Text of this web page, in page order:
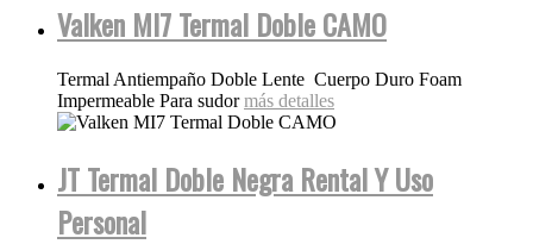
Valken MI7 Termal Doble CAMO
Termal Antiempaño Doble Lente Cuerpo Duro Foam
Impermeable Para sudormás detalles
JT Termal Doble Negra Rental Y Uso
Personal